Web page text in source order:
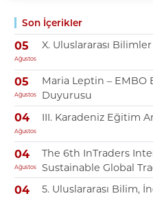
Son İçerikler
05
Ağustos
X. Uluslararası Bilimler
05
Ağustos
Maria Leptin – EMBO
Duyurusu
04
Ağustos
III. Karadeniz Eğitim
04
Ağustos
The 6th InTraders
Sustainable Global
04 5. Uluslararası Bilim,